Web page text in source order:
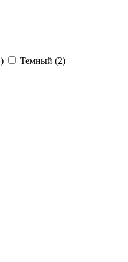
) Темный (2)